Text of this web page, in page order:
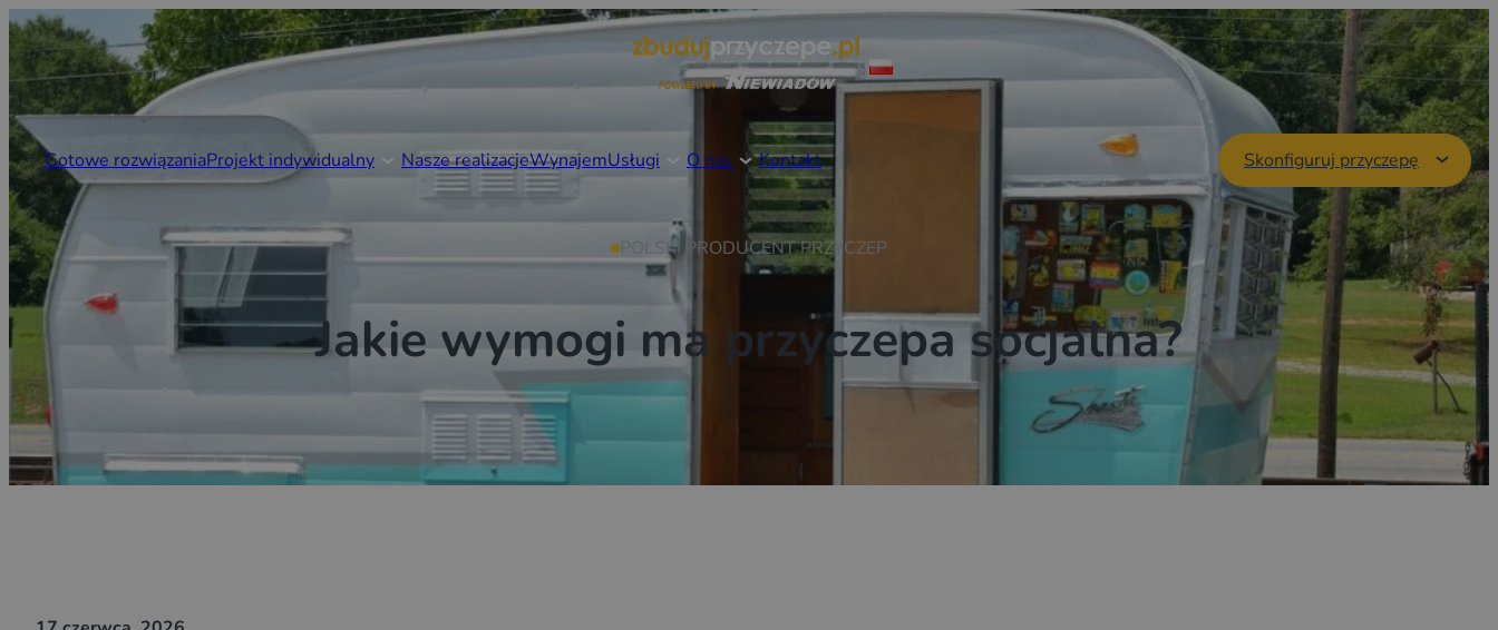
Gotowe rozwiązaniaProjekt indywidualny Nasze realizacjeWynajemUsługi O nas Kontakt Skonfiguruj przyczepę
POLSKI PRODUCENT PRZYCZEP
Jakie wymogi ma przyczepa socjalna?